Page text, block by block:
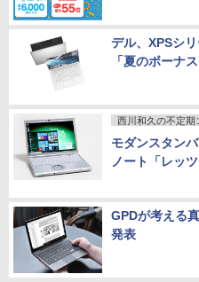
デル、XPSシ
「夏のボーナ
西川和久の不定期
モダンスタン
ノート「レッ
GPDが考える
発表